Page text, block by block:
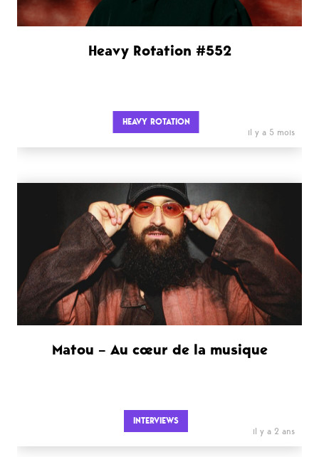
Heavy Rotation #552
HEAVY ROTATION
il y a 5 mois
Matou – Au cœur de la musique
INTERVIEWS
il y a 2 ans